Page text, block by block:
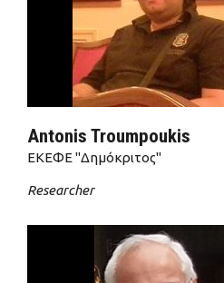
Antonis Troumpoukis
ΕΚΕΦΕ "Δημόκριτος"
Researcher